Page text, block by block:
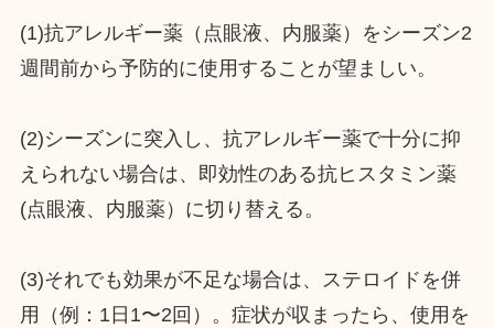
(1)抗アレルギー薬（点眼液、内服薬）をシーズン2
週間前から予防的に使用することが望ましい。
(2)シーズンに突入し、抗アレルギー薬で十分に抑
えられない場合は、即効性のある抗ヒスタミン薬
(点眼液、内服薬）に切り替える。
(3)それでも効果が不足な場合は、ステロイドを併
用（例：1日1〜2回）。症状が収まったら、使用を